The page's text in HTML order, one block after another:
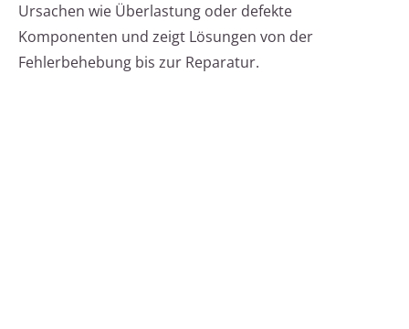
Ursachen wie Überlastung oder defekte
Komponenten und zeigt Lösungen von der
Fehlerbehebung bis zur Reparatur.